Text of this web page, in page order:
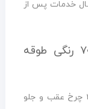
ایران با یک سال گارانتی و ۱۰ سال خدمات پس از
قیمت ویلچر تاشو ساده مدل ۷۰۳ رنگی طوقه
مدل ۷۰۳ رنگی سایز ۴۳ چرخ عقب و جلو